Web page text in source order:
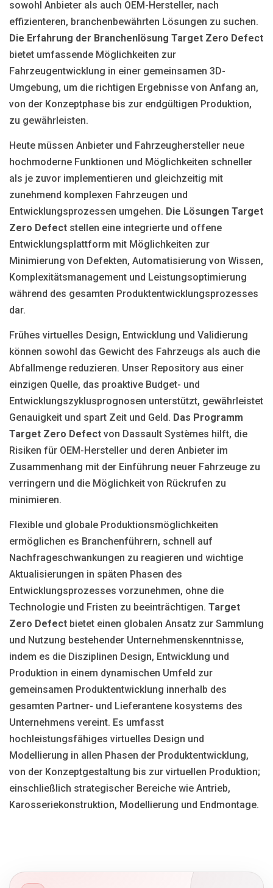
sowohl Anbieter als auch OEM-Hersteller, nach
effizienteren, branchenbewährten Lösungen zu suchen.
Die Erfahrung der Branchenlösung Target Zero Defect
bietet umfassende Möglichkeiten zur
Fahrzeugentwicklung in einer gemeinsamen 3D-
Umgebung, um die richtigen Ergebnisse von Anfang an,
von der Konzeptphase bis zur endgültigen Produktion,
zu gewährleisten.
Heute müssen Anbieter und Fahrzeughersteller neue
hochmoderne Funktionen und Möglichkeiten schneller
als je zuvor implementieren und gleichzeitig mit
zunehmend komplexen Fahrzeugen und
Entwicklungsprozessen umgehen. Die Lösungen Target
Zero Defect stellen eine integrierte und offene
Entwicklungsplattform mit Möglichkeiten zur
Minimierung von Defekten, Automatisierung von Wissen,
Komplexitätsmanagement und Leistungsoptimierung
während des gesamten Produktentwicklungsprozesses
dar.
Frühes virtuelles Design, Entwicklung und Validierung
können sowohl das Gewicht des Fahrzeugs als auch die
Abfallmenge reduzieren. Unser Repository aus einer
einzigen Quelle, das proaktive Budget- und
Entwicklungszyklusprognosen unterstützt, gewährleistet
Genauigkeit und spart Zeit und Geld. Das Programm
Target Zero Defect von Dassault Systèmes hilft, die
Risiken für OEM-Hersteller und deren Anbieter im
Zusammenhang mit der Einführung neuer Fahrzeuge zu
verringern und die Möglichkeit von Rückrufen zu
minimieren.
Flexible und globale Produktionsmöglichkeiten
ermöglichen es Branchenführern, schnell auf
Nachfrageschwankungen zu reagieren und wichtige
Aktualisierungen in späten Phasen des
Entwicklungsprozesses vorzunehmen, ohne die
Technologie und Fristen zu beeinträchtigen. Target
Zero Defect bietet einen globalen Ansatz zur Sammlung
und Nutzung bestehender Unternehmenskenntnisse,
indem es die Disziplinen Design, Entwicklung und
Produktion in einem dynamischen Umfeld zur
gemeinsamen Produktentwicklung innerhalb des
gesamten Partner- und Lieferantene kosystems des
Unternehmens vereint. Es umfasst
hochleistungsfähiges virtuelles Design und
Modellierung in allen Phasen der Produktentwicklung,
von der Konzeptgestaltung bis zur virtuellen Produktion;
einschließlich strategischer Bereiche wie Antrieb,
Karosseriekonstruktion, Modellierung und Endmontage.